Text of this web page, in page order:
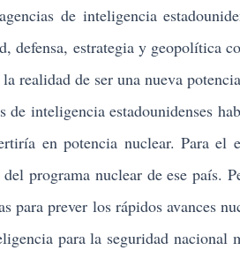
de inteligencia
defensa, estrategia y geopolítica
realidad de ser una nueva
inteligencia estadounidenses
en potencia nuclear. Para el
programa nuclear de ese país.
para prever los rápidos avances
para la seguridad nacional